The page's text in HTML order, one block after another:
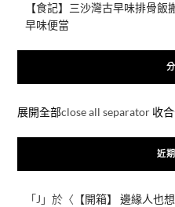
【食記】三沙灣古早味排骨
早味便當
展開全部close all separator 收
近
「J 」於〈 【開箱】 邊緣人也